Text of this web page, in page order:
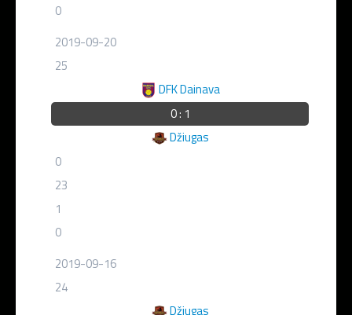
0
2019-09-20
25
DFK Dainava
0 : 1
Džiugas
0
23
1
0
2019-09-16
24
Džiugas